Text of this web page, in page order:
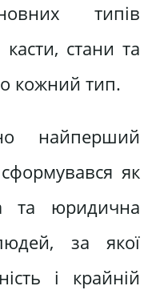
типів
касти, стани та
кожний тип.
найперший
як
та юридична
за якої
і крайній